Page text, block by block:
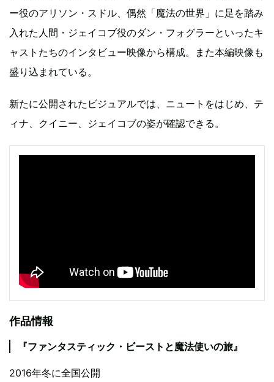
ー役のアリソン・スドル、偶然「魔法の世界」に足を踏み
入れた人間・ジェイコブ役のダン・フォグラーといったキ
ャストたちのインタビュー映像から構成。また本編映像も
盛り込まれている。
新たに公開されたビジュアルでは、ニュートをはじめ、テ
ィナ、クイニー、ジェイコブの姿が確認できる。
作品情報
『ファンタスティック・ビーストと魔法使いの旅』
2016年冬に全国公開